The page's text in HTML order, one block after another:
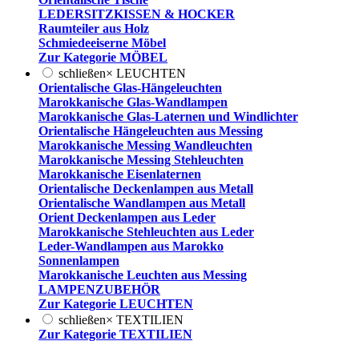
LEDERSITZKISSEN & HOCKER
Raumteiler aus Holz
Schmiedeeiserne Möbel
Zur Kategorie MÖBEL
schließen× LEUCHTEN
Orientalische Glas-Hängeleuchten
Marokkanische Glas-Wandlampen
Marokkanische Glas-Laternen und Windlichter
Orientalische Hängeleuchten aus Messing
Marokkanische Messing Wandleuchten
Marokkanische Messing Stehleuchten
Marokkanische Eisenlaternen
Orientalische Deckenlampen aus Metall
Orientalische Wandlampen aus Metall
Orient Deckenlampen aus Leder
Marokkanische Stehleuchten aus Leder
Leder-Wandlampen aus Marokko
Sonnenlampen
Marokkanische Leuchten aus Messing
LAMPENZUBEHÖR
Zur Kategorie LEUCHTEN
schließen× TEXTILIEN
Zur Kategorie TEXTILIEN